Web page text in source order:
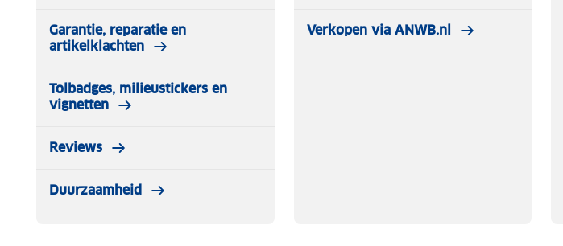
Garantie, reparatie en
artikelklachten
Tolbadges, milieustickers en
vignetten
Reviews
Duurzaamheid
Verkopen via ANWB.nl